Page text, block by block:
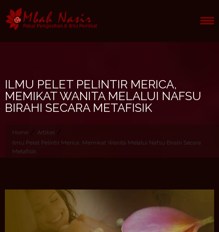
to
content
ILMU PELET PELINTIR MERICA,
MEMIKAT WANITA MELALUI NAFSU
BIRAHI SECARA METAFISIK
Home / Artikel /
Ilmu Pelet Pelintir Merica, Memikat Wanita Melalui Nafsu Birahi Secara
Metafisik